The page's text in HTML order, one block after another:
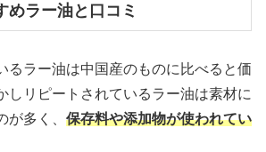
めラー油と口コミ
るラー油は中国産のものに比べると価
しリピートされているラー油は素材に
が多く、 保存料や添加物が使われてい